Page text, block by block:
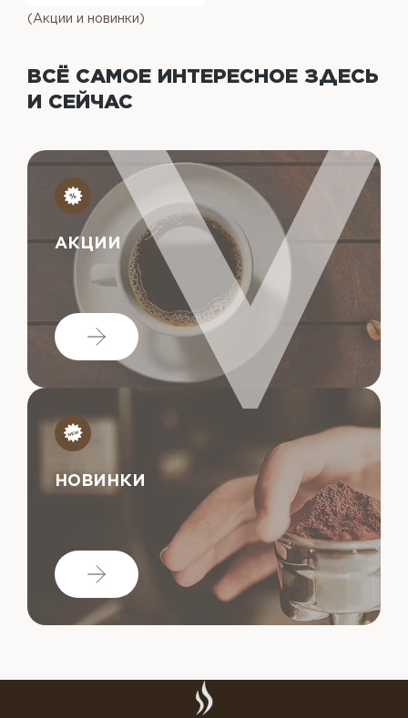
(Акции и новинки)
ВСЁ САМОЕ ИНТЕРЕСНОЕ ЗДЕСЬ
И СЕЙЧАС
АКЦИИ
НОВИНКИ